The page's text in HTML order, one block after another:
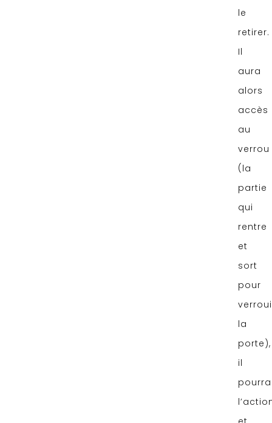
le
retirer.
Il
aura
alors
accès
au
verrou
(la
partie
qui
rentre
et
sort
pour
la
porte),
il
pourra